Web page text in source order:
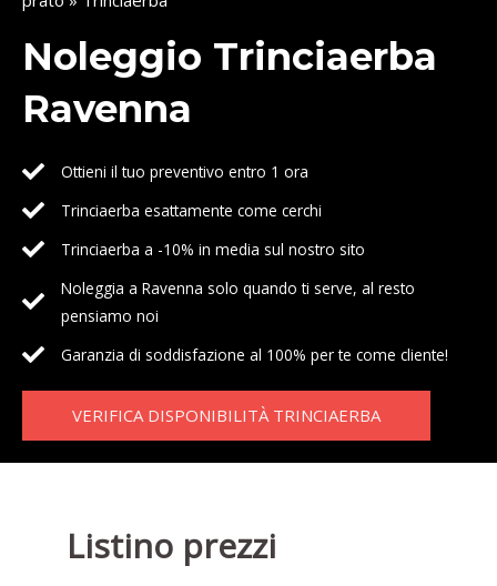
Noleggio Trinciaerba
Ravenna
Ottieni il tuo preventivo entro 1 ora
Trinciaerba esattamente come cerchi
Trinciaerba a -10% in media sul nostro sito
Noleggia a Ravenna solo quando ti serve, al resto
pensiamo noi
Garanzia di soddisfazione al 100% per te come cliente!
VERIFICA DISPONIBILITÀ TRINCIAERBA
Listino prezzi